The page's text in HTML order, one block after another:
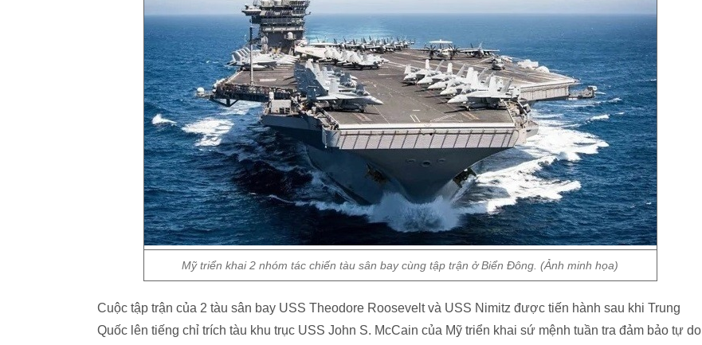
Mỹ triển khai 2 nhóm tác chiến tàu sân bay cùng tập trận ở Biển Đông. (Ảnh minh họa)
Cuộc tập trận của 2 tàu sân bay USS Theodore Roosevelt và USS Nimitz được tiến hành sau khi Trung
Quốc lên tiếng chỉ trích tàu khu trục USS John S. McCain của Mỹ triển khai sứ mệnh tuần tra đảm bảo tự do